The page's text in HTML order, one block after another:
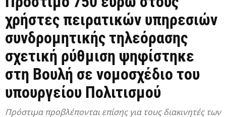
χρήστες πειρατικών υπηρεσιών
συνδρομητικής τηλεόρασης
σχετική ρύθμιση ψηφίστηκε
στη Βουλή σε νομοσχέδιο του
υπουργείου Πολιτισμού
Πρόστιμα προβλέπονται επίσης για τους διακινητές των